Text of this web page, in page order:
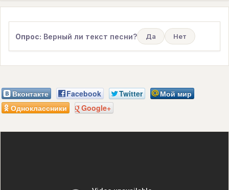
Опрос: Верный ли текст песни? Да Нет
Вконтакте Facebook Twitter
Мой мир
Одноклассники
Google+